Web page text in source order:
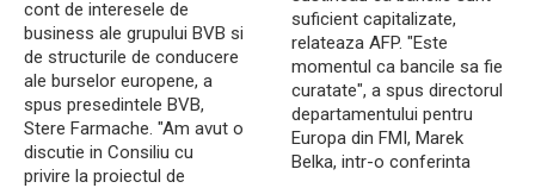
cont de interesele de
business ale grupului BVB si
de structurile de conducere
ale burselor europene, a
spus presedintele BVB,
Stere Farmache. "Am avut o
discutie in Consiliu cu
privire la proiectul de
suficient capitalizate,
relateaza AFP. "Este
momentul ca bancile sa fie
curatate", a spus directorul
departamentului pentru
Europa din FMI, Marek
Belka, intr-o conferinta